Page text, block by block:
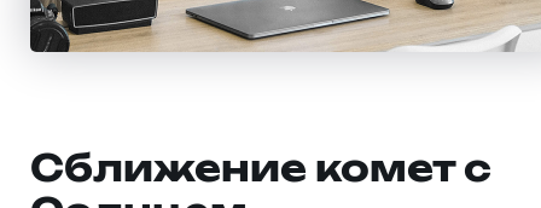
Сближение комет с